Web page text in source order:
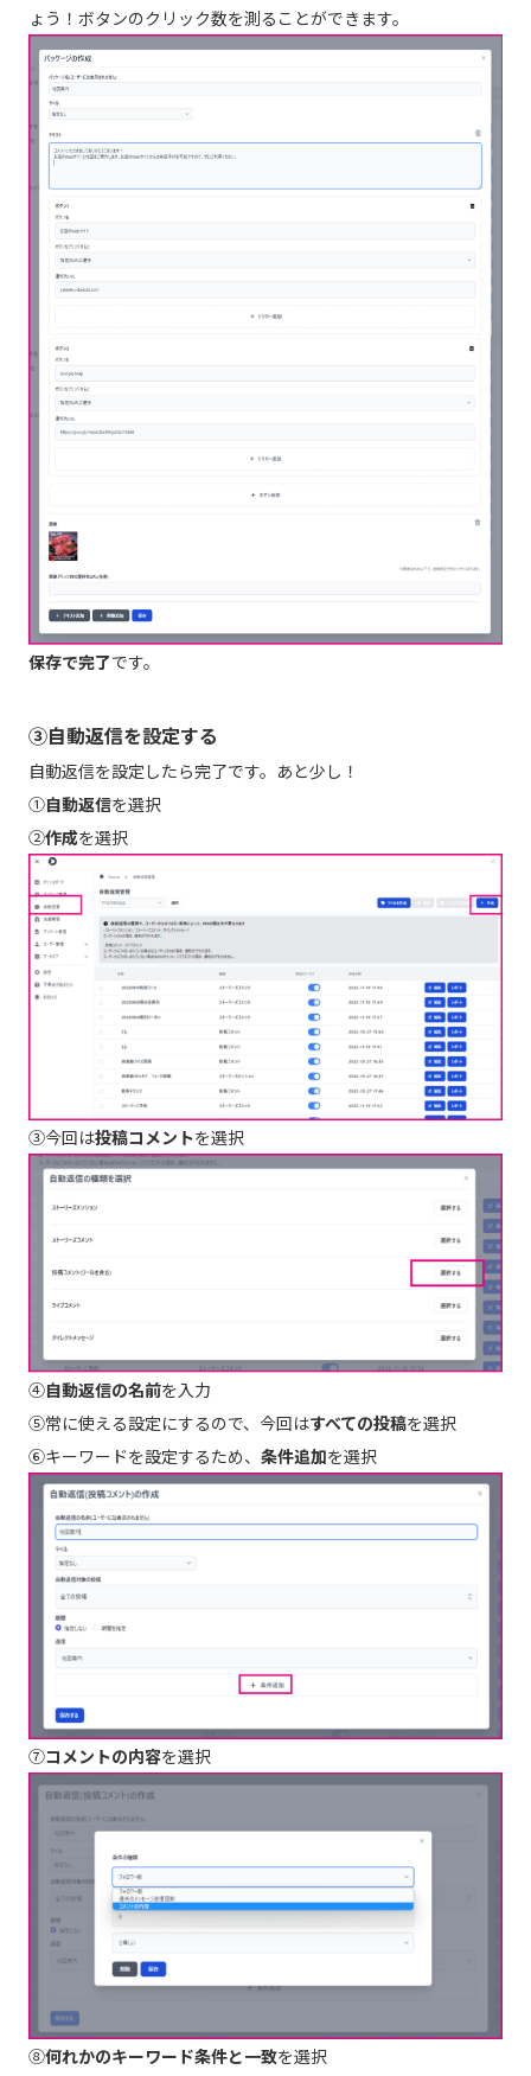
ょう！ボタンのクリック数を測ることができます。
保存で完了です。
③自動返信を設定する
自動返信を設定したら完了です。あと少し！
①自動返信を選択
②作成を選択
③今回は投稿コメントを選択
④自動返信の名前を入力
⑤常に使える設定にするので、今回はすべての投稿を選択
⑥キーワードを設定するため、 条件追加を選択
⑦コメントの内容を選択
⑧何れかのキーワード条件と一致を選択